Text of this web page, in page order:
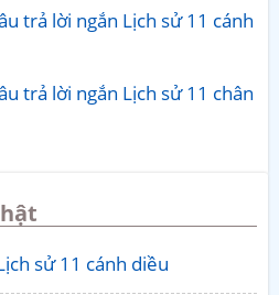
trả lời ngắn Lịch sử 11 cánh
trả lời ngắn Lịch sử 11 chân
sử 11 cánh diều